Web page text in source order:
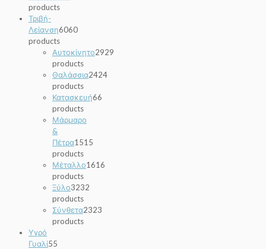
products
Τριβή-
Λείανση6060
products
Αυτοκίνητο2929
products
Θαλάσσια2424
products
Κατασκευή66
products
Μάρμαρο
&
Πέτρα1515
products
Μέταλλο1616
products
Ξύλο3232
products
Σύνθετα2323
products
Υγρό
Γυαλί55